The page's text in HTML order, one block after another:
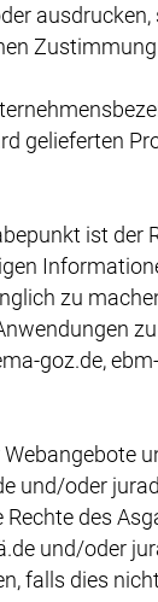
ausdrucken,
gelieferten
ist der
zu
zu
goz.de,
und/oder
des
und/oder
falls dies